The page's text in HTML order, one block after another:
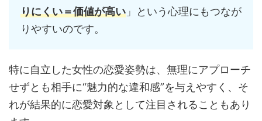
りにくい＝価値が高い 」という心理にもつなが
りやすいのです。
特に自立した女性の恋愛姿勢は、無理にアプローチ
せずとも相手に“魅力的な違和感”を与えやすく、そ
れが結果的に恋愛対象として注目されることもあり